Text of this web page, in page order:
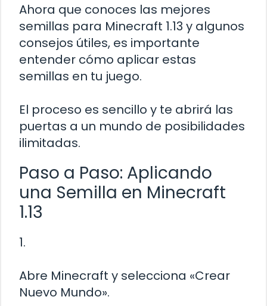
Ahora que conoces las mejores
semillas para Minecraft 1.13 y algunos
consejos útiles, es importante
entender cómo aplicar estas
semillas en tu juego.
El proceso es sencillo y te abrirá las
puertas a un mundo de posibilidades
ilimitadas.
Paso a Paso: Aplicando
una Semilla en Minecraft
1.13
1.
Abre Minecraft y selecciona «Crear
Nuevo Mundo».